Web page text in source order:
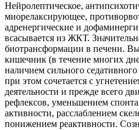
Нейролептическое,
миорелаксирующее,
адренергические и
всасывается из ЖКТ.
биотрансформации в печени.
кишечник (в течение многих
наличием сильного
при этом сочетается с
деятельности и прежде всего
рефлексов, уменьшением
активности, расслаблением
понижением реактивности.